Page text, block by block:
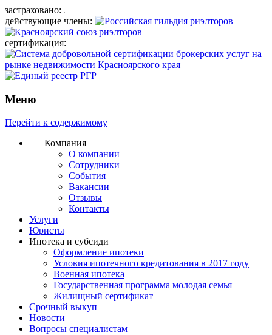
застраховано:
действующие члены:
сертификация:
Меню
Перейти к содержимому
Компания
О компании
Сотрудники
События
Вакансии
Отзывы
Контакты
Услуги
Юристы
Ипотека и субсиди
Оформление ипотеки
Условия ипотечного кредитования в 2017 году
Военная ипотека
Государственная программа молодая семья
Жилищный сертификат
Срочный выкуп
Новости
Вопросы специалистам